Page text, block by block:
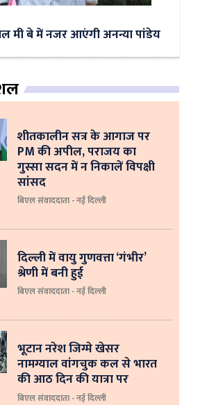
मी बे में नजर आएंगी अनन्या पांडेय
शीतकालीन सत्र के आगाज पर
PM की अपील, पराजय का
गुस्सा सदन में न निकालें विपक्षी
सांसद
बिएल संवाददाता - नई दिल्ली
दिल्ली में वायु गुणवत्ता ‘गंभीर’
श्रेणी में बनी हुई
बिएल संवाददाता - नई दिल्ली
भूटान नरेश जिग्मे खेसर
नामग्याल वांगचुक कल से भारत
की आठ दिन की यात्रा पर
बिएल संवाददाता - नई दिल्ली